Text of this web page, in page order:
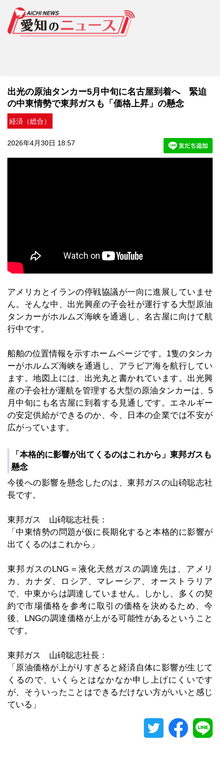
出光の原油タンカー5月中旬に名古屋到着へ 緊迫
の中東情勢で東邦ガスも「価格上昇」の懸念
経済（総合）
2026年4月30日 18:57
アメリカとイランの停戦協議が一向に進展していませ
ん。そんな中、出光興産の子会社が運行する大型原油
タンカーがホルムズ海峡を通過し、名古屋に向けて航
行中です。
船舶の位置情報を示すホームページです。1隻のタンカ
ーがホルムズ海峡を通過し、アラビア海を航行してい
ます。地図上には、出光丸と書かれています。出光興
産の子会社が運航を管理する大型の原油タンカーは、5
月中旬にも名古屋に到着する見通しです。エネルギー
の安定供給ができるのか、今、日本の企業では不安が
広がっています。
「本格的に影響が出てくるのはこれから」東邦ガスも
懸念
今後への影響を懸念したのは、東邦ガスの山碕聡志社
長です。
東邦ガス 山碕聡志社長：
「中東情勢の問題が仮に長期化すると本格的に影響が
出てくるのはこれから」
東邦ガスのLNG＝液化天然ガスの調達先は、アメリ
カ、カナダ、ロシア、マレーシア、オーストラリア
で、中東からは調達していません。しかし、多くの契
約で市場価格を参考に取引の価格を決めるため、今
後、LNGの調達価格が上がる可能性があるということ
です。
東邦ガス 山碕聡志社長：
「原油価格が上がりすぎると経済自体に影響が生じて
くるので、いくらとはなかなか申し上げにくいです
が、そういったことはできるだけない方がいいと感じ
ている」